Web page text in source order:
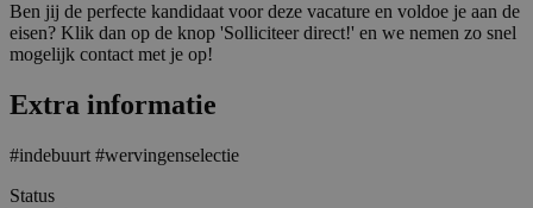
Ben jij de perfecte kandidaat voor deze vacature en voldoe je aan de
eisen? Klik dan op de knop 'Solliciteer direct!' en we nemen zo snel
mogelijk contact met je op!
Extra informatie
#indebuurt #wervingenselectie
Status